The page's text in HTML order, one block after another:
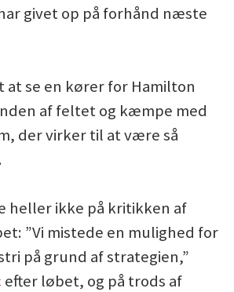
givet op på forhånd næste
se en kører for Hamilton
af feltet og kæmpe med
der virker til at være så
heller ikke på kritikken af
”Vi mistede en mulighed for
på grund af strategien,”
efter løbet, og på trods af